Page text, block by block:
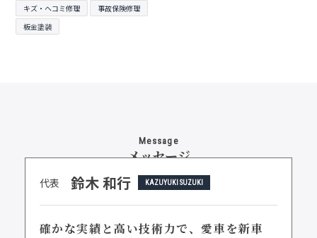
キズ・ヘコミ修理
事故保険修理
板金塗装
Message
メッセージ
代表 鈴木 和行 KAZUYUKI SUZUKI
確かな実績と高い技術力で、愛車を新車